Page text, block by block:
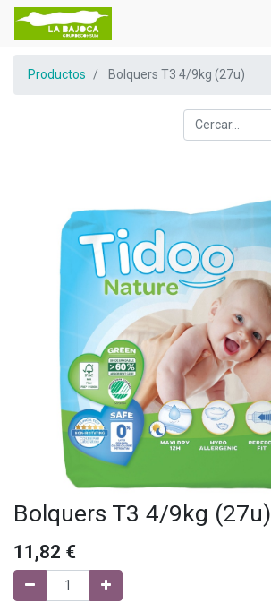
Productos Bolquers T3 4/9kg (27u)
Bolquers T3 4/9kg (27u)
11,82 €